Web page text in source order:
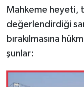
Mahkeme heyeti,
değerlendirdiği
bırakılmasına
şunlar: